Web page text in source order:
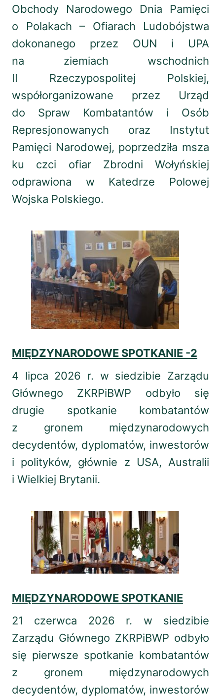
Obchody Narodowego Dnia Pamięci
o Polakach – Ofiarach Ludobójstwa
dokonanego przez OUN i UPA
na ziemiach wschodnich
II Rzeczypospolitej Polskiej,
współorganizowane przez Urząd
do Spraw Kombatantów i Osób
Represjonowanych oraz Instytut
Pamięci Narodowej, poprzedziła msza
ku czci ofiar Zbrodni Wołyńskiej
odprawiona w Katedrze Polowej
Wojska Polskiego.
MIĘDZYNARODOWE SPOTKANIE -2
4 lipca 2026 r. w siedzibie Zarządu
Głównego ZKRPiBWP odbyło się
drugie spotkanie kombatantów
z gronem międzynarodowych
decydentów, dyplomatów, inwestorów
i polityków, głównie z USA, Australii
i Wielkiej Brytanii.
MIĘDZYNARODOWE SPOTKANIE
21 czerwca 2026 r. w siedzibie
Zarządu Głównego ZKRPiBWP odbyło
się pierwsze spotkanie kombatantów
z gronem międzynarodowych
decydentów, dyplomatów, inwestorów